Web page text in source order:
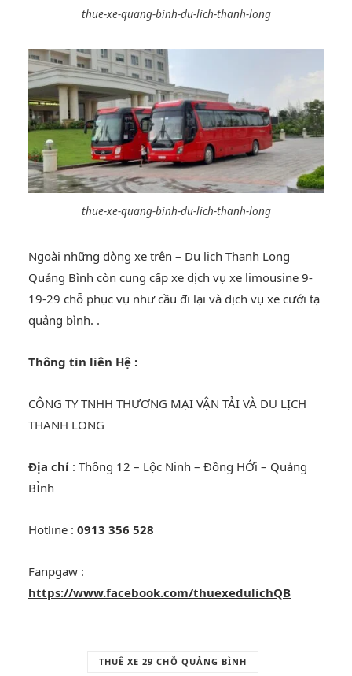
thue-xe-quang-binh-du-lich-thanh-long
thue-xe-quang-binh-du-lich-thanh-long
Ngoài những dòng xe trên – Du lịch Thanh Long
Quảng Bình còn cung cấp xe dịch vụ xe limousine 9-
19-29 chỗ phục vụ như cầu đi lại và dịch vụ xe cưới tạ
quảng bình. .
Thông tin liên Hệ :
CÔNG TY TNHH THƯƠNG MẠI VẬN TẢI VÀ DU LỊCH
THANH LONG
Địa chỉ : Thông 12 – Lộc Ninh – Đồng HỚi – Quảng
BÌnh
Hotline : 0913 356 528
Fanpgaw :
https://www.facebook.com/thuexedulichQB
THUÊ XE 29 CHỖ QUẢNG BÌNH